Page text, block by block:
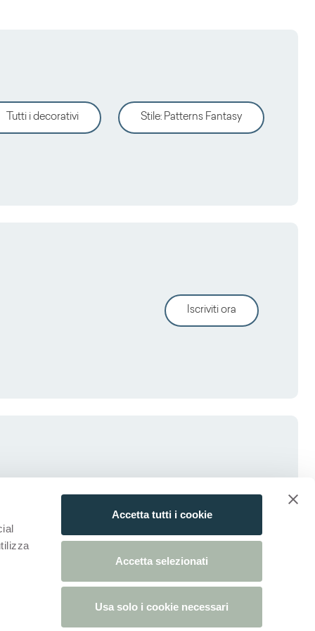
Accetta tutti i cookie
Accetta selezionati
Usa solo i cookie necessari
Tutti i decorativi Stile: Patterns Fantasy
Iscriviti ora